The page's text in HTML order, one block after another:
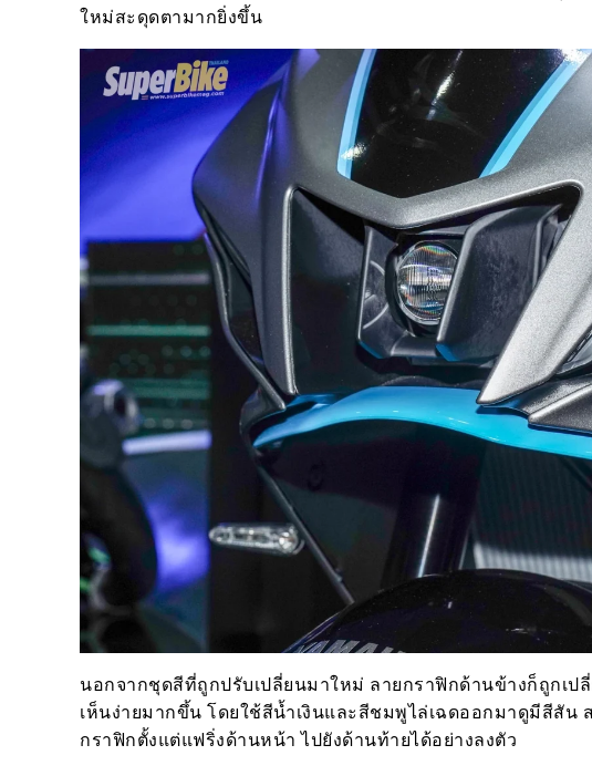
ใหม่สะดุดตามากยิ่งขึ้น
นอกจากชุดสีที่ถูกปรับเปลี่ยนมาใหม่ ลายกราฟิกด้านข้างก็ถูกเ
เห็นง่ายมากขึ้น โดยใช้สีน้ำเงินและสีชมพูไล่เฉดออกมาดูมีสีสัน
กราฟิกตั้งแต่แฟริ่งด้านหน้า ไปยังด้านท้ายได้อย่างลงตัว